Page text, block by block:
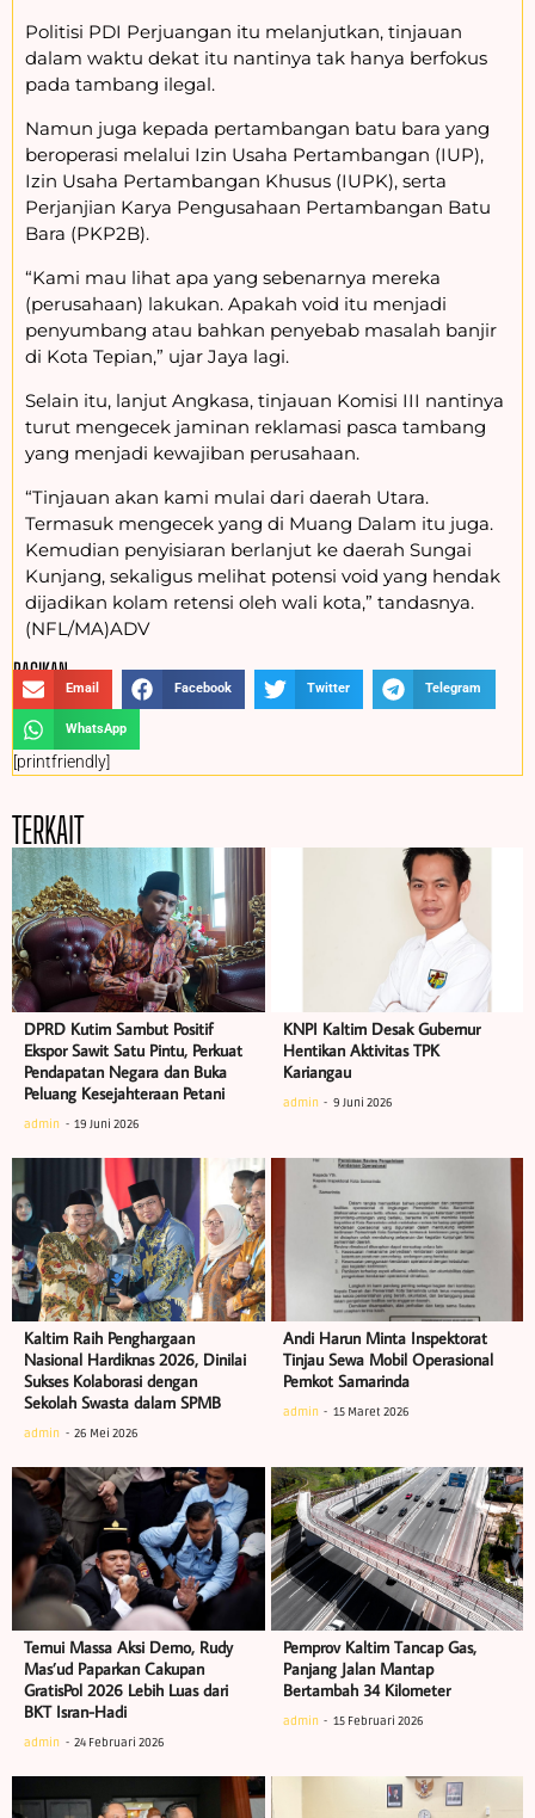
Politisi PDI Perjuangan itu melanjutkan, tinjauan
dalam waktu dekat itu nantinya tak hanya berfokus
pada tambang ilegal.
Namun juga kepada pertambangan batu bara yang
beroperasi melalui Izin Usaha Pertambangan (IUP),
Izin Usaha Pertambangan Khusus (IUPK), serta
Perjanjian Karya Pengusahaan Pertambangan Batu
Bara (PKP2B).
“Kami mau lihat apa yang sebenarnya mereka
(perusahaan) lakukan. Apakah void itu menjadi
penyumbang atau bahkan penyebab masalah banjir
di Kota Tepian,” ujar Jaya lagi.
Selain itu, lanjut Angkasa, tinjauan Komisi III nantinya
turut mengecek jaminan reklamasi pasca tambang
yang menjadi kewajiban perusahaan.
“Tinjauan akan kami mulai dari daerah Utara.
Termasuk mengecek yang di Muang Dalam itu juga.
Kemudian penyisiaran berlanjut ke daerah Sungai
Kunjang, sekaligus melihat potensi void yang hendak
dijadikan kolam retensi oleh wali kota,” tandasnya.
(NFL/MA)ADV
BAGIKAN :
Email Facebook Twitter Telegram
WhatsApp
[printfriendly]
TERKAIT
DPRD Kutim Sambut Positif
Ekspor Sawit Satu Pintu, Perkuat
Pendapatan Negara dan Buka
Peluang Kesejahteraan Petani
admin 19 Juni 2026
KNPI Kaltim Desak Gubernur
Hentikan Aktivitas TPK
Kariangau
admin 9 Juni 2026
Kaltim Raih Penghargaan
Nasional Hardiknas 2026, Dinilai
Sukses Kolaborasi dengan
Sekolah Swasta dalam SPMB
admin 26 Mei 2026
Andi Harun Minta Inspektorat
Tinjau Sewa Mobil Operasional
Pemkot Samarinda
admin 15 Maret 2026
Temui Massa Aksi Demo, Rudy
Mas’ud Paparkan Cakupan
GratisPol 2026 Lebih Luas dari
BKT Isran-Hadi
admin 24 Februari 2026
Pemprov Kaltim Tancap Gas,
Panjang Jalan Mantap
Bertambah 34 Kilometer
admin 15 Februari 2026